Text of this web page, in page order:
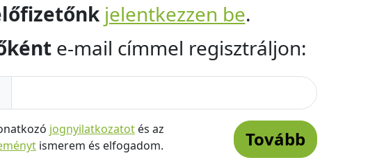
jelentkezzen be.
e-mail címmel regisztráljon:
jognyilatkozatotés az
ismerem és elfogadom. Tovább